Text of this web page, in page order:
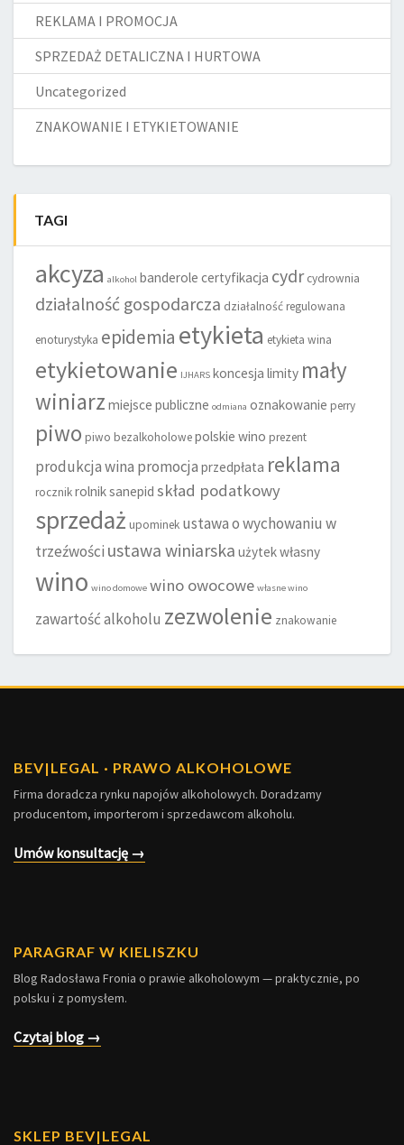
REKLAMA I PROMOCJA
SPRZEDAŻ DETALICZNA I HURTOWA
Uncategorized
ZNAKOWANIE I ETYKIETOWANIE
TAGI
akcyza alkohol banderole certyfikacja cydr cydrownia
działalność gospodarcza działalność regulowana
enoturystyka epidemia etykieta etykieta wina
etykietowanie IJHARS koncesja limity mały
winiarz miejsce publiczne odmiana oznakowanie perry
piwo piwo bezalkoholowepolskie wino prezent
produkcja wina promocja przedpłata reklama
rocznikrolniksanepid skład podatkowy
sprzedaż upominek ustawa o wychowaniu w
trzeźwości ustawa winiarska użytek własny
wino wino domowe wino owocowe własne wino
zawartość alkoholu zezwolenie znakowanie
BEV| LEGAL · PRAWO ALKOHOLOWE
Firma doradcza rynku napojów alkoholowych. Doradzamy
producentom, importerom i sprzedawcom alkoholu.
Umów konsultację →
PARAGRAF W KIELISZKU
Blog Radosława Fronia o prawie alkoholowym — praktycznie, po
polsku i z pomysłem.
Czytaj blog →
SKLEP BEV|LEGAL